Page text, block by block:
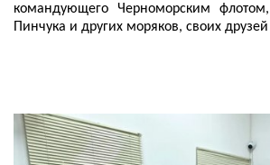
командующего Черноморским
Пинчука и других моряков, своих